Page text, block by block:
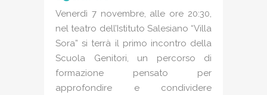
Venerdì 7 novembre, alle ore 20:30,
nel teatro dell’Istituto Salesiano “Villa
Sora” si terrà il primo incontro della
Scuola Genitori, un percorso di
formazione pensato per
approfondire e condividere